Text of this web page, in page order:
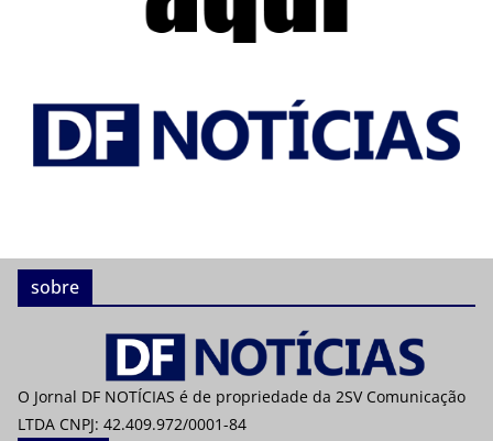
sobre
O Jornal DF NOTÍCIAS é de propriedade da 2SV Comunicação
LTDA CNPJ: 42.409.972/0001-84